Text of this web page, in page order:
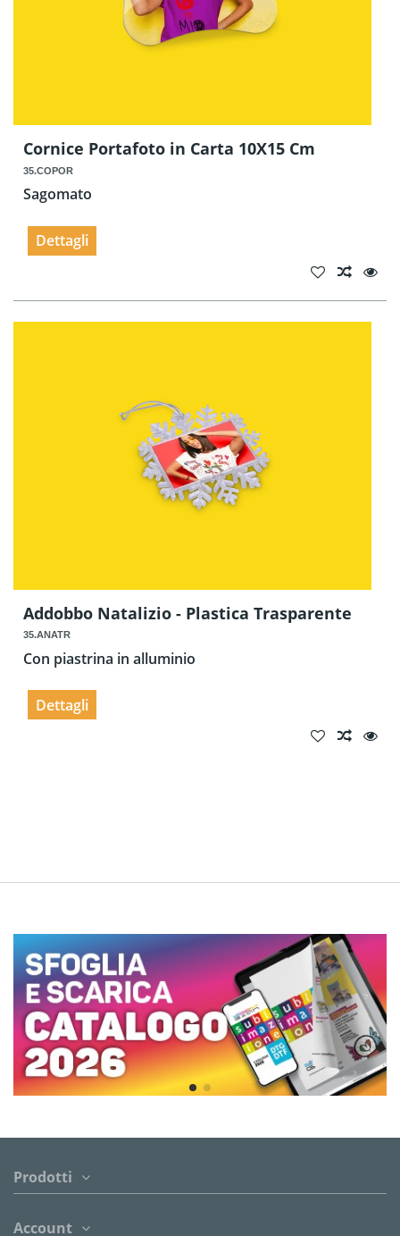
Cornice Portafoto in Carta 10X15 Cm
35.COPOR
Sagomato
Dettagli
Addobbo Natalizio - Plastica Trasparente
35.ANATR
Con piastrina in alluminio
Dettagli
Prodotti
Account